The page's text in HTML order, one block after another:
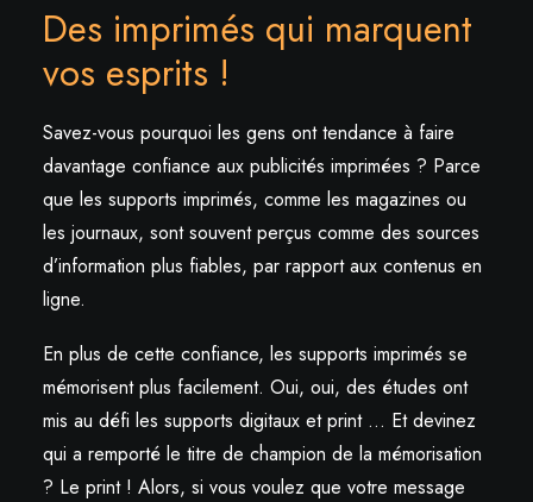
Des imprimés qui marquent
vos esprits !
Savez-vous pourquoi les gens ont tendance à faire
davantage confiance aux publicités imprimées ? Parce
que les supports imprimés, comme les magazines ou
les journaux, sont souvent perçus comme des sources
d’information plus fiables, par rapport aux contenus en
ligne.
En plus de cette confiance, les supports imprimés se
mémorisent plus facilement. Oui, oui, des études ont
mis au défi les supports digitaux et print … Et devinez
qui a remporté le titre de champion de la mémorisation
? Le print ! Alors, si vous voulez que votre message